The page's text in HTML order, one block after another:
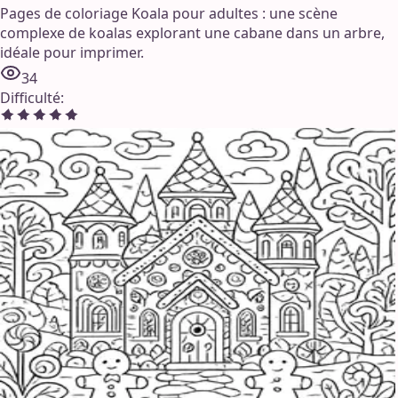
Pages de coloriage Koala pour adultes : une scène
complexe de koalas explorant une cabane dans un arbre,
idéale pour imprimer.
34
Difficulté: